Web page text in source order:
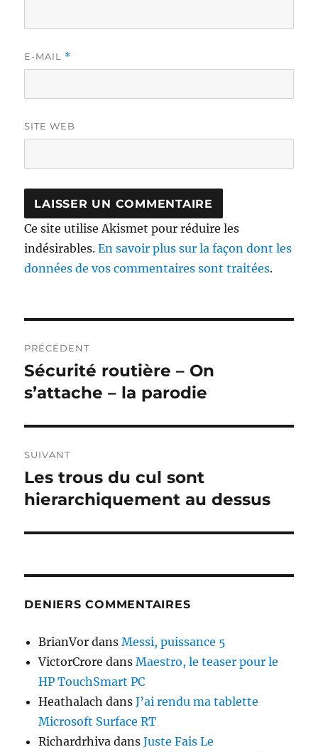
E-MAIL *
SITE WEB
Ce site utilise Akismet pour réduire les
indésirables.En savoir plus sur la façon dont les
données de vos commentaires sont traitées.
de
l’article
PRÉCÉDENT
Publication
précédente :
Sécurité routière – On
s’attache – la parodie
SUIVANT
Publication
suivante :
Les trous du cul sont
hierarchiquement au dessus
DENIERS COMMENTAIRES
BrianVor dansMessi, puissance 5
VictorCrore dansMaestro, le teaser pour le
HP TouchSmart PC
Heathalach dansJ’ai rendu ma tablette
Microsoft Surface RT
Richardrhiva dansJuste Fais Le